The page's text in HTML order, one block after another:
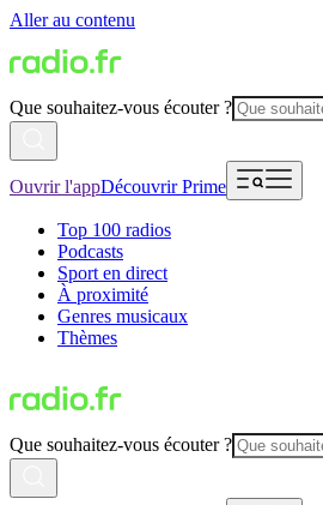
Aller au contenu
Que souhaitez-vous écouter ?
Ouvrir l'appDécouvrir Prime
Top 100 radios
Podcasts
Sport en direct
À proximité
Genres musicaux
Thèmes
Que souhaitez-vous écouter ?